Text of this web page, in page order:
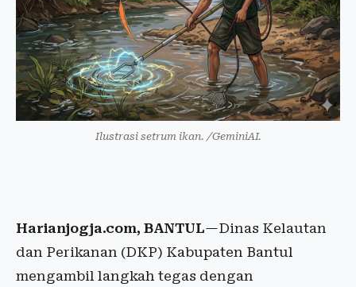
Ilustrasi setrum ikan. /GeminiAI.
Harianjogja.com, BANTUL—Dinas Kelautan
dan Perikanan (DKP) Kabupaten Bantul
mengambil langkah tegas dengan